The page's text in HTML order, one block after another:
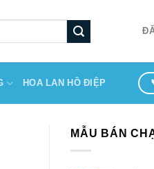
HOA LAN HỒ ĐIỆP
MẪU BÁN